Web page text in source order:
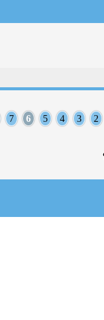
2
3
4
5
6
7